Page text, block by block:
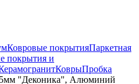
Ковровые покрытияПаркетная
покрытия и
КоврыПробка
"Деконика", Алюминий